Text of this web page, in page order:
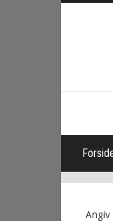
Angiv